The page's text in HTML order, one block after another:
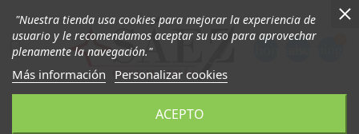

"Nuestra tienda usa cookies para mejorar la experiencia de
usuario y le recomendamos aceptar su uso para aprovechar
plenamente la navegación."
Más información Personalizar cookies
ACEPTO